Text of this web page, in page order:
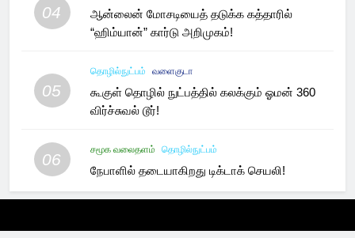
04
ஆன்லைன் மோசடியைத் தடுக்க கத்தாரில்
“ஹிம்யான்” கார்டு அறிமுகம்!
05
தொழில்நுட்பம் வளைகுடா
கூகுள் தொழில் நுட்பத்தில் கலக்கும் ஓமன் 360
விர்ச்சுவல் டூர்!
06
சமூக வலைதளம் தொழில்நுட்பம்
நேபாளில் தடையாகிறது டிக்டாக் செயலி!